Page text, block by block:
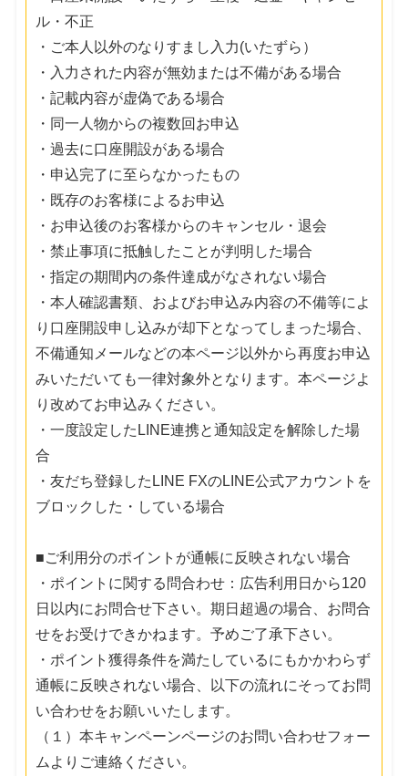
ル・不正
・ご本人以外のなりすまし入力(いたずら）
・入力された内容が無効または不備がある場合
・記載内容が虚偽である場合
・同一人物からの複数回お申込
・過去に口座開設がある場合
・申込完了に至らなかったもの
・既存のお客様によるお申込
・お申込後のお客様からのキャンセル・退会
・禁止事項に抵触したことが判明した場合
・指定の期間内の条件達成がなされない場合
・本人確認書類、およびお申込み内容の不備等によ
り口座開設申し込みが却下となってしまった場合、
不備通知メールなどの本ページ以外から再度お申込
みいただいても一律対象外となります。本ページよ
り改めてお申込みください。
・一度設定したLINE連携と通知設定を解除した場
合
・友だち登録したLINE FXのLINE公式アカウントを
ブロックした・している場合
■ご利用分のポイントが通帳に反映されない場合
・ポイントに関する問合わせ：広告利用日から120
日以内にお問合せ下さい。期日超過の場合、お問合
せをお受けできかねます。予めご了承下さい。
・ポイント獲得条件を満たしているにもかかわらず
通帳に反映されない場合、以下の流れにそってお問
い合わせをお願いいたします。
（１）本キャンペーンページのお問い合わせフォー
ムよりご連絡ください。